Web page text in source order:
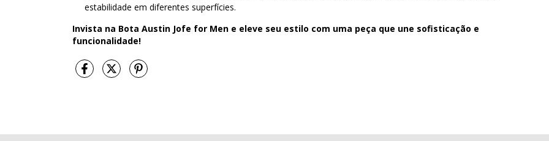
estabilidade em diferentes superfícies.
Invista na Bota Austin Jofe for Men e eleve seu estilo com uma peça que une sofisticação e
funcionalidade!